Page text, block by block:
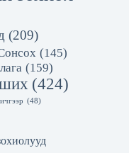
(209)
(145)
(159)
(424)
(48)